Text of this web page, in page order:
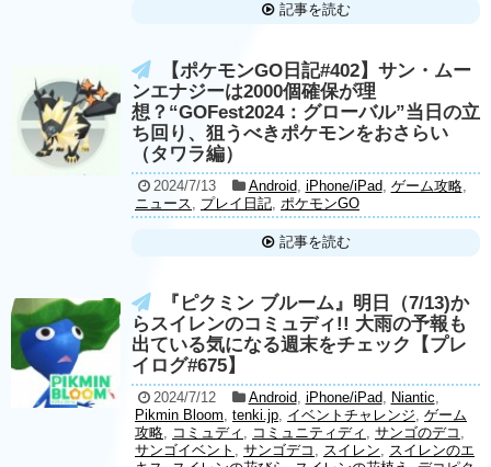
記事を読む
【ポケモンGO日記#402】サン・ムー
ンエナジーは2000個確保が理
想？“GOFest2024：グローバル”当日の立
ち回り、狙うべきポケモンをおさらい
（タワラ編）
2024/7/13 Android, iPhone/iPad, ゲーム攻略,
ニュース, プレイ日記, ポケモンGO
記事を読む
『ピクミン ブルーム』明日（7/13)か
らスイレンのコミュディ!! 大雨の予報も
出ている気になる週末をチェック【プレ
イログ#675】
2024/7/12 Android, iPhone/iPad, Niantic,
Pikmin Bloom, tenki.jp, イベントチャレンジ, ゲーム
攻略, コミュディ , コミュニティディ , サンゴのデコ ,
サンゴイベント , サンゴデコ , スイレン, スイレンのエ